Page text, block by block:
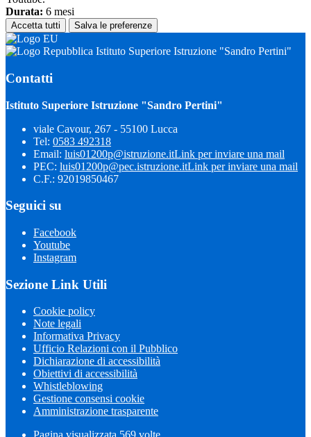
Durata: 6 mesi
Accetta tutti Salva le preferenze
Istituto Superiore Istruzione "Sandro Pertini"
Contatti
Istituto Superiore Istruzione "Sandro Pertini"
viale Cavour, 267 - 55100 Lucca
Tel: 0583 492318
Email: luis01200p@istruzione.itLink per inviare una mail
PEC: luis01200p@pec.istruzione.itLink per inviare una mail
C.F.: 92019850467
Seguici su
Facebook
Youtube
Instagram
Sezione Link Utili
Cookie policy
Note legali
Informativa Privacy
Ufficio Relazioni con il Pubblico
Dichiarazione di accessibilità
Obiettivi di accessibilità
Whistleblowing
Gestione consensi cookie
Amministrazione trasparente